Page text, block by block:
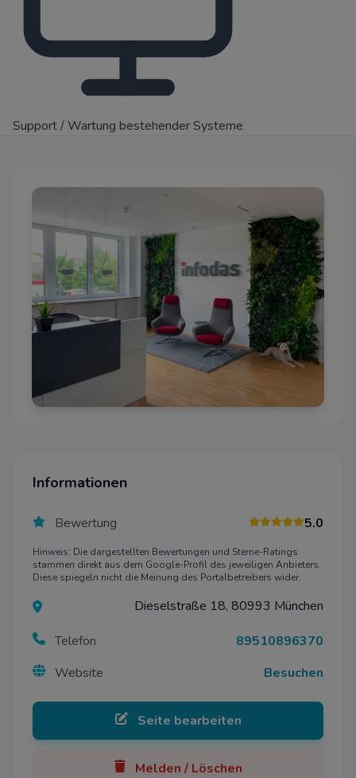
Support / Wartung bestehender Systeme
Informationen
Bewertung 5.0
Hinweis: Die dargestellten Bewertungen und Sterne-Ratings
stammen direkt aus dem Google-Profil des jeweiligen Anbieters.
Diese spiegeln nicht die Meinung des Portalbetreibers wider.
Dieselstraße 18, 80993 München
Telefon
89510896370
Website
Besuchen
Seite bearbeiten
Melden / Löschen